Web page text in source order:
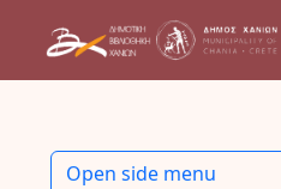
Open side menu